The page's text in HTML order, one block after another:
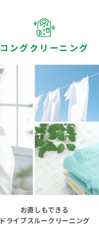
コングクリーニング
お直しもできる
ドライブスルークリーニング